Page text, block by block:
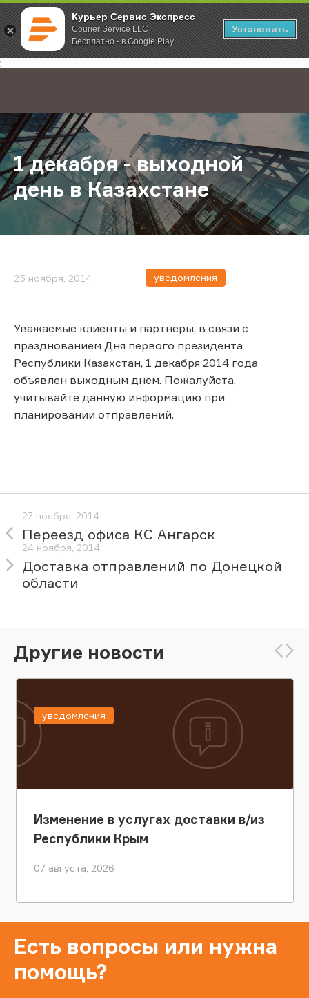
Курьер Сервис Экспресс
Courier Service LLC
Бесплатно - в Google Play
Установить
;
Главная О компании Новости 1 декабря - выходной день в
1 декабря - выходной
день в Казахстане
25 ноября, 2014 уведомления
Уважаемые клиенты и партнеры, в связи с
празднованием Дня первого президента
Республики Казахстан, 1 декабря 2014 года
объявлен выходным днем. Пожалуйста,
учитывайте данную информацию при
планировании отправлений.
27 ноября, 2014
Переезд офиса КС Ангарск
24 ноября, 2014
Доставка отправлений по Донецкой
области
Другие новости
Изменение в услугах доставки в/из
Республики Крым
07 августа, 2026
уведомления
Есть вопросы или нужна
помощь?